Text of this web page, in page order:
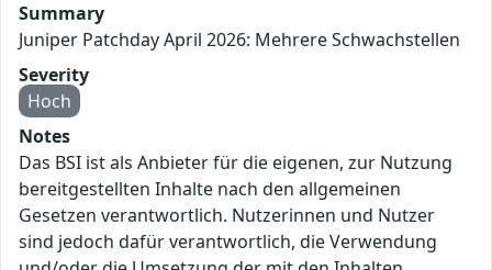
Summary
Juniper Patchday April 2026: Mehrere Schwachstellen
Severity
Hoch
Notes
Das BSI ist als Anbieter für die eigenen, zur Nutzung
bereitgestellten Inhalte nach den allgemeinen
Gesetzen verantwortlich. Nutzerinnen und Nutzer
sind jedoch dafür verantwortlich, die Verwendung